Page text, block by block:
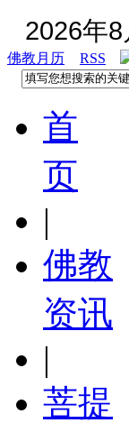
2026年
佛教月历 RSS
首
页
|
佛教
资讯
|
菩提